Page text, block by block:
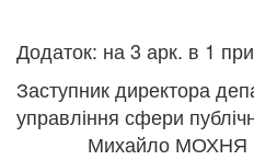
Додаток: на 3 арк. в 1
Заступник директора
управління сфери